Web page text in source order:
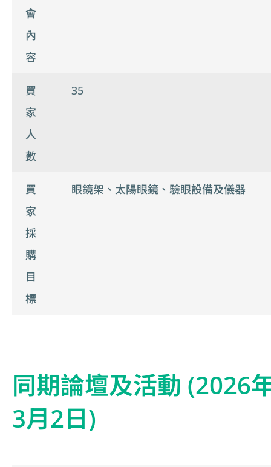
會
內
容
買
家
人
數
35
買
家
採
購
目
標
眼鏡架、太陽眼鏡、驗眼設備及儀器
同期論壇及活動 (2026
3月2日)